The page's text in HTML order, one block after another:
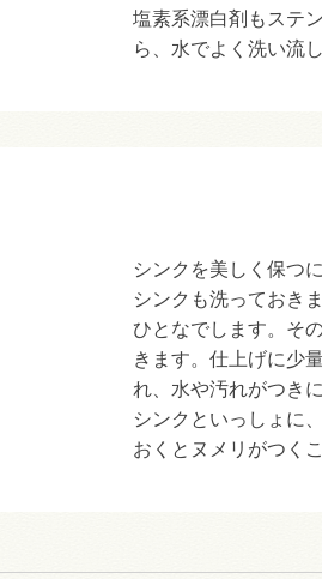
塩素系漂白剤もステ
ら、水でよく洗い流
シンクを美しく保つ
シンクも洗っておき
ひとなでします。そ
きます。仕上げに少
れ、水や汚れがつき
シンクといっしょに
おくとヌメリがつく